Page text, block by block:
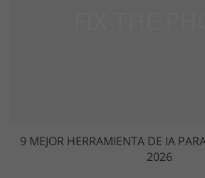
9 MEJOR HERRAMIENTA DE IA
2026